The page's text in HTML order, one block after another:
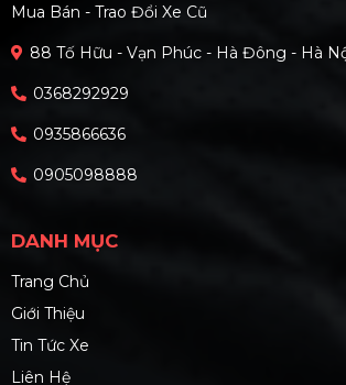
Mua Bán - Trao Đổi Xe Cũ
88 Tố Hữu - Vạn Phúc - Hà Đông - Hà
0368292929
0935866636
0905098888
DANH MỤC
Trang Chủ
Giới Thiệu
Tin Tức Xe
Liên Hệ